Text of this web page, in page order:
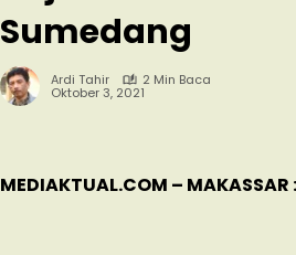
Sumedang
Ardi Tahir 2 Min Baca
Oktober 3, 2021
MEDIAKTUAL.COM – MAKASSAR :